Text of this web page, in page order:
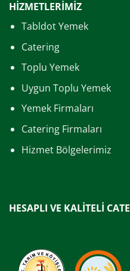
HİZMETLERİMİZ
Tabldot Yemek
Catering
Toplu Yemek
Uygun Toplu Yemek
Yemek Firmaları
Catering Firmaları
Hizmet Bölgelerimiz
HESAPLI VE KALİTELİ